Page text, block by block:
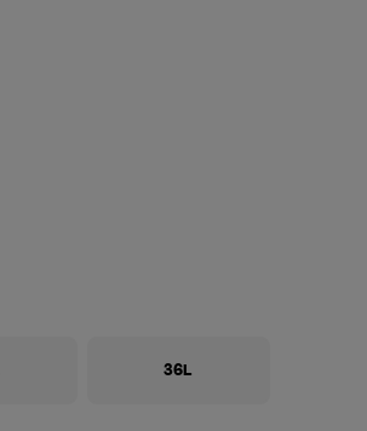
36L